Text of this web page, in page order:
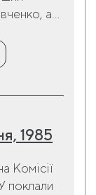
а...
1985
Комісії
поклали